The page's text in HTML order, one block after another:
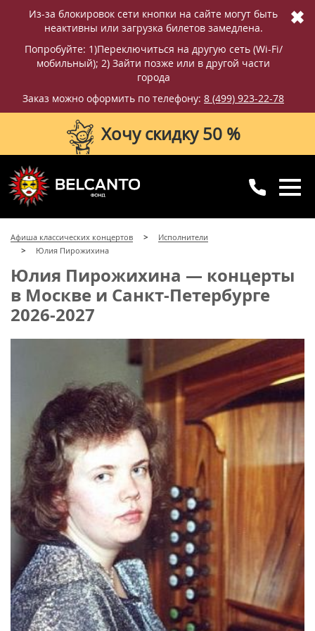
Из-за блокировок сети кнопки на сайте могут быть
неактивны или загрузка билетов замедлена.
Попробуйте: 1)Переключиться на другую сеть (Wi-Fi/
мобильный); 2) Зайти позже или в другой части
города
Заказ можно оформить по телефону: 8 (499) 923-22-78
✖
Хочу скидку 50 %
8 (499) 923-22-78
с 10:00 до 20:00
Афиша классических концертов
Исполнители
Юлия Пирожихина
Юлия Пирожихина — концерты
в Москве и Санкт-Петербурге
2026-2027